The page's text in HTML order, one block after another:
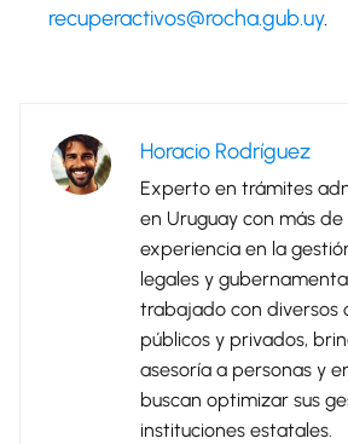
recuperactivos@rocha.gub.uy.
Horacio Rodríguez
Experto en trámites
en Uruguay con más de
experiencia en la
legales y
trabajado con diversos
públicos y privados,
asesoría a personas y
buscan optimizar sus
instituciones estatales.